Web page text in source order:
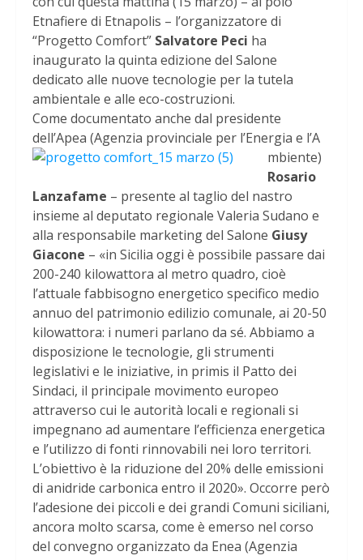
Etnafiere di Etnapolis – l’organizzatore di
“Progetto Comfort” Salvatore Peci ha
inaugurato la quinta edizione del Salone
dedicato alle nuove tecnologie per la tutela
ambientale e alle eco-costruzioni.
Come documentato anche dal presidente
dell’Apea (Agenzia provinciale per l’Energia e l’A
mbiente)
Rosario
Lanzafame – presente al taglio del nastro
insieme al deputato regionale Valeria Sudano e
alla responsabile marketing del Salone Giusy
Giacone – «in Sicilia oggi è possibile passare dai
200-240 kilowattora al metro quadro, cioè
l’attuale fabbisogno energetico specifico medio
annuo del patrimonio edilizio comunale, ai 20-50
kilowattora: i numeri parlano da sé. Abbiamo a
disposizione le tecnologie, gli strumenti
legislativi e le iniziative, in primis il Patto dei
Sindaci, il principale movimento europeo
attraverso cui le autorità locali e regionali si
impegnano ad aumentare l’efficienza energetica
e l’utilizzo di fonti rinnovabili nei loro territori.
L’obiettivo è la riduzione del 20% delle emissioni
di anidride carbonica entro il 2020». Occorre però
l’adesione dei piccoli e dei grandi Comuni siciliani,
ancora molto scarsa, come è emerso nel corso
del convegno organizzato da Enea (Agenzia